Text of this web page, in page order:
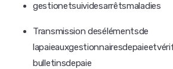
gestionetsuividesarrêtsmaladies
Transmission desélémentsde
bulletinsdepaie